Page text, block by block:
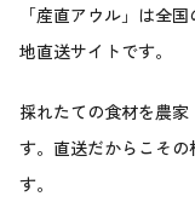
「産直アウル」は全
地直送サイトです。
採れたての食材を農
す。直送だからこそ
す。